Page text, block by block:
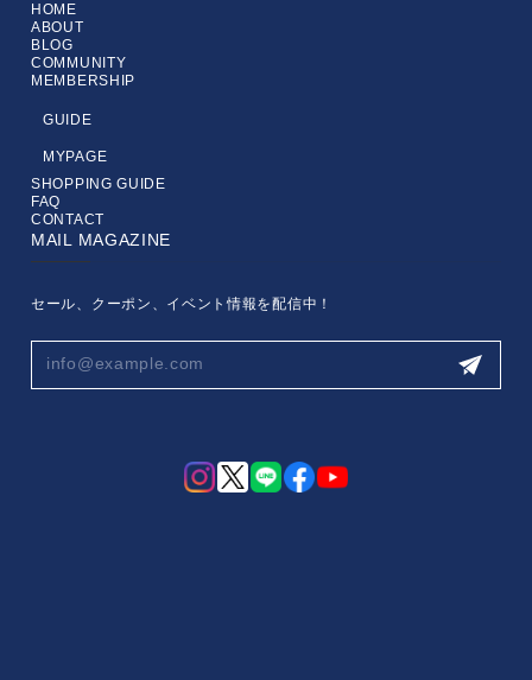
HOME
ABOUT
BLOG
COMMUNITY
MEMBERSHIP
GUIDE
MYPAGE
SHOPPING GUIDE
FAQ
CONTACT
MAIL MAGAZINE
セール、クーポン、イベント情報を配信中！